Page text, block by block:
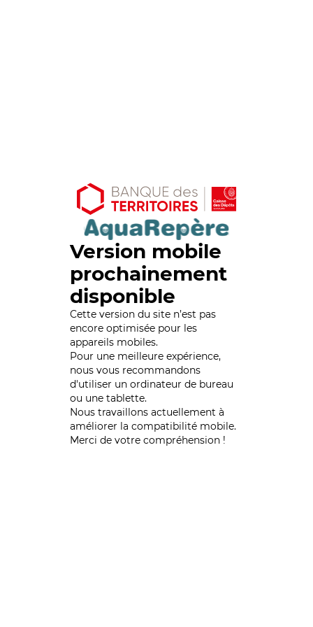
Version mobile
prochainement
disponible
Cette version du site n’est pas
encore optimisée pour les
appareils mobiles.
Pour une meilleure expérience,
nous vous recommandons
d'utiliser un ordinateur de bureau
ou une tablette.
Nous travaillons actuellement à
améliorer la compatibilité mobile.
Merci de votre compréhension !